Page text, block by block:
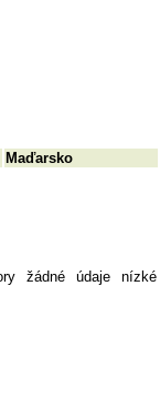
Maďarsko
žádné údaje nízké